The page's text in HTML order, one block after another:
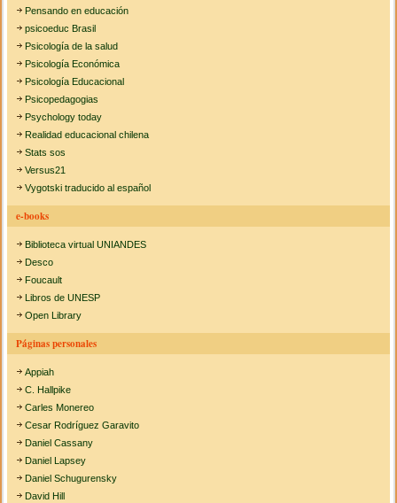
Pensando en educación
psicoeduc Brasil
Psicología de la salud
Psicología Económica
Psicología Educacional
Psicopedagogias
Psychology today
Realidad educacional chilena
Stats sos
Versus21
Vygotski traducido al español
e-books
Biblioteca virtual UNIANDES
Desco
Foucault
Libros de UNESP
Open Library
Páginas personales
Appiah
C. Hallpike
Carles Monereo
Cesar Rodríguez Garavito
Daniel Cassany
Daniel Lapsey
Daniel Schugurensky
David Hill